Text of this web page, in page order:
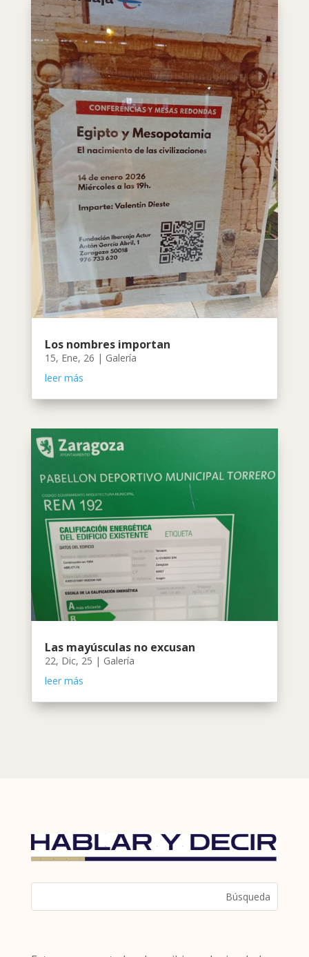
Los nombres importan
15, Ene, 26 | Galería
leer más
Las mayúsculas no excusan
22, Dic, 25 | Galería
leer más